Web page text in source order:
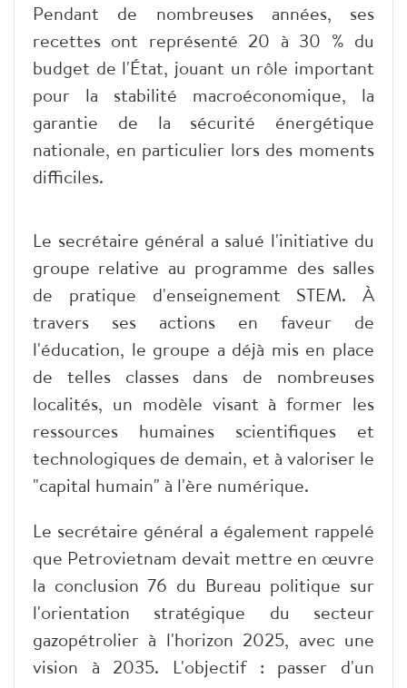
Pendant de nombreuses années, ses
recettes ont représenté 20 à 30 % du
budget de l'État, jouant un rôle important
pour la stabilité macroéconomique, la
garantie de la sécurité énergétique
nationale, en particulier lors des moments
difficiles.
Le secrétaire général a salué l'initiative du
groupe relative au programme des salles
de pratique d'enseignement STEM. À
travers ses actions en faveur de
l'éducation, le groupe a déjà mis en place
de telles classes dans de nombreuses
localités, un modèle visant à former les
ressources humaines scientifiques et
technologiques de demain, et à valoriser le
"capital humain" à l'ère numérique.
Le secrétaire général a également rappelé
que Petrovietnam devait mettre en œuvre
la conclusion 76 du Bureau politique sur
l'orientation stratégique du secteur
gazopétrolier à l'horizon 2025, avec une
vision à 2035. L'objectif : passer d'un